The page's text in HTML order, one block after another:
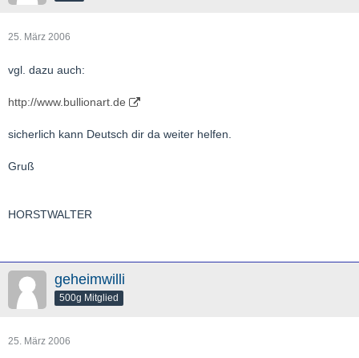
25. März 2006
vgl. dazu auch:
http://www.bullionart.de
sicherlich kann Deutsch dir da weiter helfen.
Gruß
HORSTWALTER
geheimwilli
500g Mitglied
25. März 2006